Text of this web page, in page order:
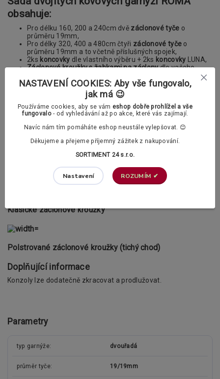
obsahuje:
Pro délku 160, 200 a 240cm dvě záclonové tyče o
průměru 19mm,
Pro délky 320, 400 a 480cm čtyři záclonové tyče o
průměru 19mm a to včetně příslušných spojek,
2ks koncovky dle vlastního výběru + 2ks koncovky LUNA,
Záclonové kroužky s žabkami na záclonydle vašeho
Do délky garnýže 240 cm dvě dvojité konzoly (držáky), u
větších délek již konzoly tři,
Příslušenství k upevnění garnýže (šrouby a hmoždinky)
Nabízíme vám také možnost výběru dvou typu kroužků s
polstrovanými kroužky.
V příslušenství si v případě potřeby můžete
dokoupit také PVC háčky.
Záclonové kroužky s žabkami dle vašeho výběru:
Klasické záclonové kroužky
Polstrované záclonové kroužky (tichý chod)
Doplňující informace
Konzoly lze dodatečně zkracovat a prodlužovat.
Parametry
typ garnýže dvouřadá
průměr tyče 19/19mm
NASTAVENÍ COOKIES: Aby vše fungovalo,
jak má 😉
Používáme cookies, aby se vám eshop dobře prohlížel a vše
fungovalo- od vyhledávání až po akce, které vás zajímají.
Navíc nám tím pomáháte eshop neustále vylepšovat. 😊
Děkujeme a přejeme příjemný zážitek z nakupování.
SORTIMENT 24 s.r.o.
Nastavení ROZUMÍM ✔